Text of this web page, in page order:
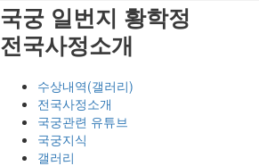
국궁 일번지 황학정
전국사정소개
수상내역(갤러리)
전국사정소개
국궁관련 유튜브
국궁지식
갤러리